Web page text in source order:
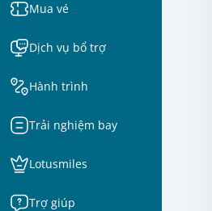
Mua vé
Dịch vụ bổ trợ
Hành trình
Trải nghiệm bay
Lotusmiles
Trợ giúp